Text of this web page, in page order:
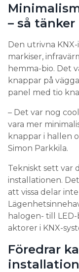
– så
Den utrivna
markiser,
hemma-bio. Det
knappar på
panel med tio
– Det var nog
vara mer
knappar i hallen
Simon Parkkila.
Tekniskt sett var
installationen.
att vissa delar
halogen- till
aktorer i KNX-
Föredrar